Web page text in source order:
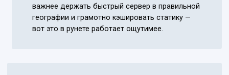
важнее держать быстрый сервер в правильной
географии и грамотно кэшировать статику —
вот это в рунете работает ощутимее.